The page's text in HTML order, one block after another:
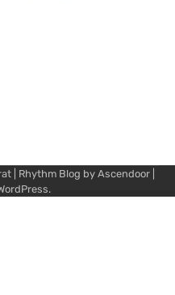
| Rhythm Blog by Ascendoor
.